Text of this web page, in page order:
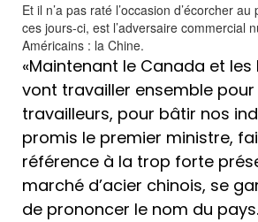
Et il n’a pas raté l’occasion d’écorcher
ces jours-ci, est l’adversaire commercial
Américains : la Chine.
«Maintenant le Canada et les
vont travailler ensemble
travailleurs, pour bâtir nos
promis le premier ministre,
référence à la trop forte
marché d’acier chinois, se
de prononcer le nom du pays.